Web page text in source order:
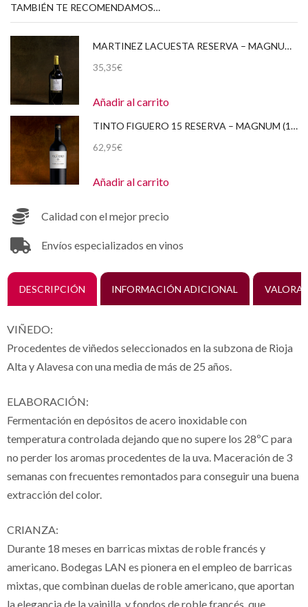
TAMBIÉN TE RECOMENDAMOS…
MARTINEZ LACUESTA RESERVA – MAGNUM (1,5 LITROS) 2010
35,35€
Añadir al carrito
TINTO FIGUERO 15 RESERVA – MAGNUM (1,5 LITROS) 2016 CAJA DE MADERA
62,95€
Añadir al carrito
Calidad con el mejor precio
Envíos especializados en vinos
DESCRIPCIÓN INFORMACIÓN ADICIONAL
VIÑEDO:
Procedentes de viñedos seleccionados en la subzona de Rioja
Alta y Alavesa con una media de más de 25 años.
ELABORACIÓN:
Fermentación en depósitos de acero inoxidable con
temperatura controlada dejando que no supere los 28ºC para
no perder los aromas procedentes de la uva. Maceración de 3
semanas con frecuentes remontados para conseguir una buena
extracción del color.
CRIANZA:
Durante 18 meses en barricas mixtas de roble francés y
americano. Bodegas LAN es pionera en el empleo de barricas
mixtas, que combinan duelas de roble americano, que aportan
la elegancia de la vainilla, y fondos de roble francés, que